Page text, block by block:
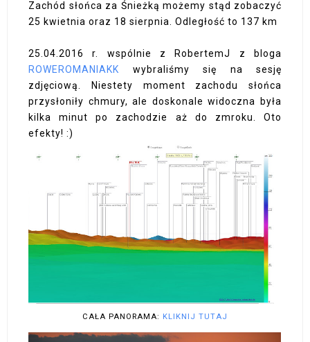
Zachód słońca za Śnieżką możemy stąd zobaczyć
25 kwietnia oraz 18 sierpnia. Odległość to 137 km
25.04.2016 r. wspólnie z RobertemJ z bloga
ROWEROMANIAKK wybraliśmy się na sesję
zdjęciową. Niestety moment zachodu słońca
przysłoniły chmury, ale doskonale widoczna była
kilka minut po zachodzie aż do zmroku. Oto
efekty! :)
CAŁA PANORAMA: KLIKNIJ TUTAJ